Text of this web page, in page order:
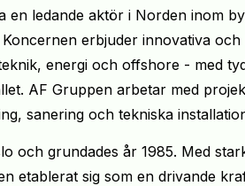
en ledande aktör i Norden inom
erbjuder innovativa
energi och offshore - med
AF Gruppen arbetar med
sanering och tekniska
och grundades år 1985. Med
etablerat sig som en drivande